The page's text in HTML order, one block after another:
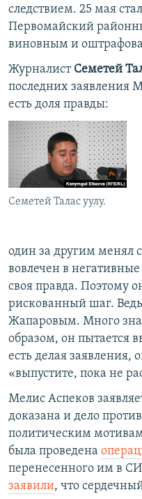
следствием. 25 мая
Первомайский
виновным и
Журналист Семетей
последних заявления
есть доля правды:
Семетей Талас уулу.
один за другим менял
вовлечен в
своя правда. Поэтому
рискованный шаг.
Жапаровым. Много
образом, он пытается
есть делая заявления,
«выпустите, пока не
Мелис Аспеков
доказана и дело
политическим
была проведена
перенесенного им в
заявили, что